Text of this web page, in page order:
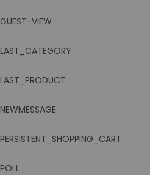
GUEST-VIEW
LAST_CATEGORY
LAST_PRODUCT
NEWMESSAGE
PERSISTENT_SHOPPING_CART
POLL